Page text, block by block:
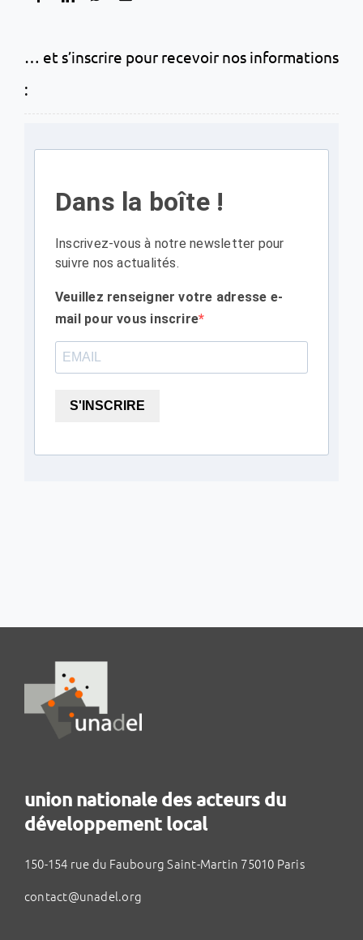
… et s’inscrire pour recevoir nos informations
:
Dans la boîte !
Inscrivez-vous à notre newsletter pour
suivre nos actualités.
Veuillez renseigner votre adresse e-
mail pour vous inscrire
S'INSCRIRE
union nationale des acteurs du
développement local
150-154 rue du Faubourg Saint-Martin 75010 Paris
contact@unadel.org